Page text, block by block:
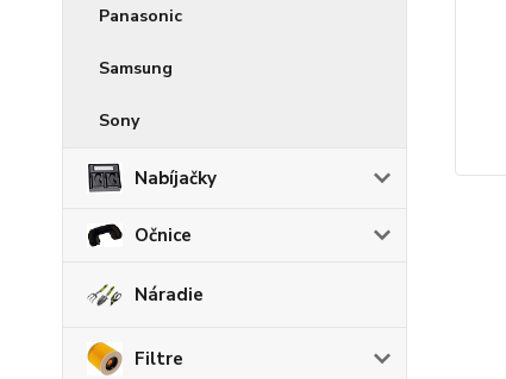
Panasonic
Samsung
Sony
Nabíjačky
Očnice
Náradie
Filtre